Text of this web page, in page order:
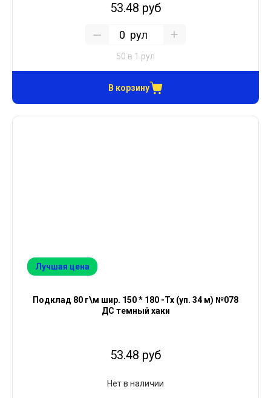
53.48 руб
рул
50 в 1 рул
В корзину
Лучшая цена
Подклад 80 г\м шир. 150 * 180 -Тх (уп. 34 м) №078
ДС темный хаки
53.48 руб
Нет в наличии